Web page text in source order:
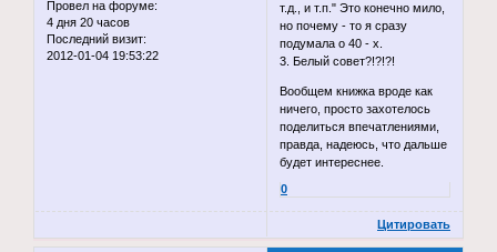
Провел на форуме:
4 дня 20 часов
Последний визит:
2012-01-04 19:53:22
т.д., и т.п." Это конечно мило,
но почему - то я сразу
подумала о 40 - х.
3. Белый совет?!?!?!
Вообщем книжка вроде как
ничего, просто захотелось
поделиться впечатлениями,
правда, надеюсь, что дальше
будет интереснее.
0
Цитировать